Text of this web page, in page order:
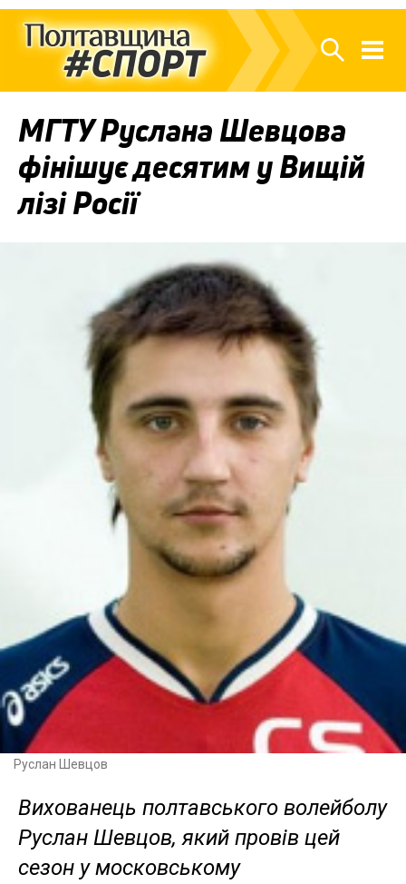
МГТУ Руслана Шевцова
фінішує десятим у Вищій
лізі Росії
Руслан Шевцов
Вихованець полтавського волейболу
Руслан Шевцов, який провів цей
сезон у московському